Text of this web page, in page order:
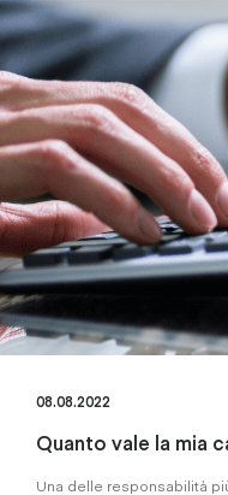
08.08.2022
Quanto vale la mia
Una delle responsabilità